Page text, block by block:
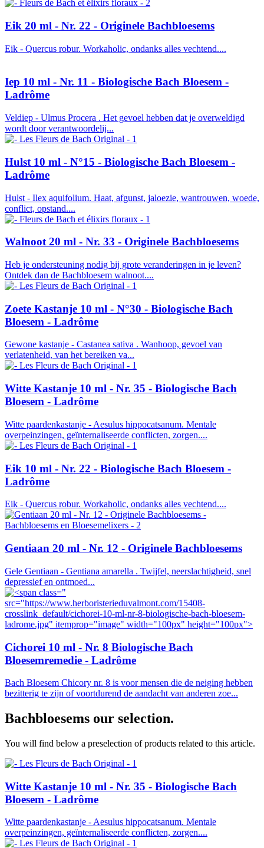
Eik 20 ml - Nr. 22 - Originele Bachbloesems
Eik - Quercus robur. Workaholic, ondanks alles vechtend....
Iep 10 ml - Nr. 11 - Biologische Bach Bloesem -
Ladrôme
Veldiep - Ulmus Procera . Het gevoel hebben dat je overweldigd
wordt door verantwoordelij...
Hulst 10 ml - N°15 - Biologische Bach Bloesem -
Ladrôme
Hulst - Ilex aquifolium. Haat, afgunst, jaloezie, wantrouwen, woede,
conflict, opstand....
Walnoot 20 ml - Nr. 33 - Originele Bachbloesems
Heb je ondersteuning nodig bij grote veranderingen in je leven?
Ontdek dan de Bachbloesem walnoot....
Zoete Kastanje 10 ml - N°30 - Biologische Bach
Bloesem - Ladrôme
Gewone kastanje - Castanea sativa . Wanhoop, gevoel van
verlatenheid, van het bereiken va...
Witte Kastanje 10 ml - Nr. 35 - Biologische Bach
Bloesem - Ladrôme
Witte paardenkastanje - Aesulus hippocatsanum. Mentale
overpeinzingen, geïnternaliseerde conflicten, zorgen....
Eik 10 ml - Nr. 22 - Biologische Bach Bloesem -
Ladrôme
Eik - Quercus robur. Workaholic, ondanks alles vechtend....
Gentiaan 20 ml - Nr. 12 - Originele Bachbloesems
Gele Gentiaan - Gentiana amarella . Twijfel, neerslachtigheid, snel
depressief en ontmoed...
"
src="https://www.herboristerieduvalmont.com/15408-
crosslink_default/cichorei-10-ml-nr-8-biologische-bach-bloesem-
ladrome.jpg" itemprop="image" width="100px" height="100px">
Cichorei 10 ml - Nr. 8 Biologische Bach
Bloesemremedie - Ladrôme
Bach Bloesem Chicory nr. 8 is voor mensen die de neiging hebben
bezitterig te zijn of voortdurend de aandacht van anderen zoe...
Bachbloesems our selection.
You will find below a preselection of products related to this article.
Witte Kastanje 10 ml - Nr. 35 - Biologische Bach
Bloesem - Ladrôme
Witte paardenkastanje - Aesulus hippocatsanum. Mentale
overpeinzingen, geïnternaliseerde conflicten, zorgen....